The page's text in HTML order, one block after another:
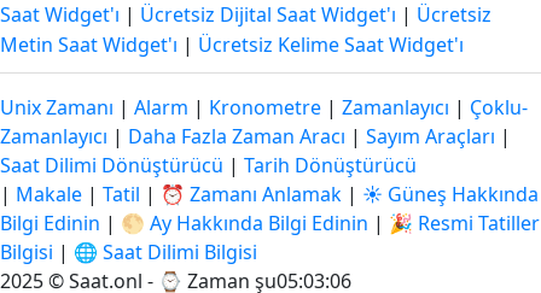
Saat Widget'ı | Ücretsiz Dijital Saat Widget'ı | Ücretsiz
Metin Saat Widget'ı | Ücretsiz Kelime Saat Widget'ı
Unix Zamanı | Alarm | Kronometre | Zamanlayıcı | Çoklu-
Zamanlayıcı | Daha Fazla Zaman Aracı | Sayım Araçları |
Saat Dilimi Dönüştürücü | Tarih Dönüştürücü
| Makale | Tatil | ⏰ Zamanı Anlamak | ☀️ Güneş Hakkında
Bilgi Edinin | 🌕 Ay Hakkında Bilgi Edinin | 🎉 Resmi Tatiller
Bilgisi | 🌐 Saat Dilimi Bilgisi
2025 © Saat.onl - ⌚ Zaman şu05:03:06